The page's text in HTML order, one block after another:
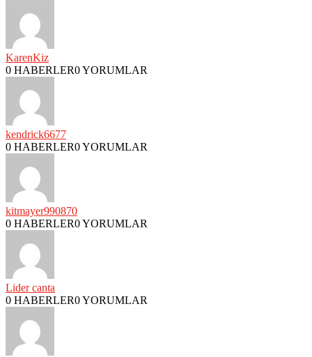
KarenKiz
0 HABERLER0 YORUMLAR
kendrick6677
0 HABERLER0 YORUMLAR
kitmayer990870
0 HABERLER0 YORUMLAR
Lider canta
0 HABERLER0 YORUMLAR